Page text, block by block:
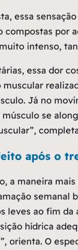
essa
compostas por
intenso,
essa dor
Já no
se
,
após o
a maneira
semanal
leves ao fim
hídrica
, orienta. O